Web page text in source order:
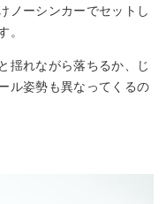
ノーシンカーでセットし
。
揺れながら落ちるか、じ
ル姿勢も異なってくるの